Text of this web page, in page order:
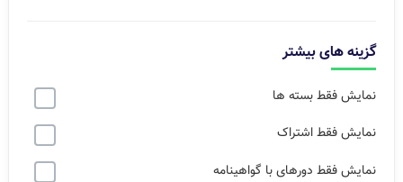
گزینه های بیشتر
نمایش فقط بسته ها
نمایش فقط اشتراک
نمایش فقط دورهای با گواهینامه